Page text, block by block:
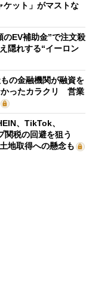
ケット」がマストな
のEV補助金”で注文殺
隠れする“イーロン
の金融機関が融資を
かったカラクリ 営業
、TikTok、
関税の回避を狙う
地取得への懸念も